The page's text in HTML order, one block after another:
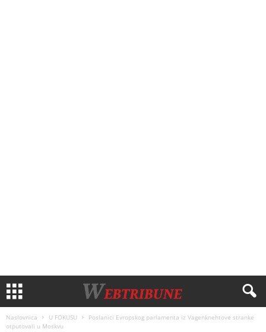
Naslovnica U FOKUSU
Poslanici Evropskog parlamenta iz Vagenknehtove stranke
otputovali u Moskvu